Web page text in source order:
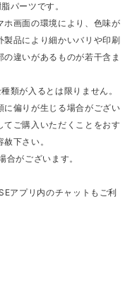
パーツです。
ホ画面の環境により、色味が
品により細かいバリや印刷
違いがあるものが若干含ま
類が入るとは限りません。
偏りが生じる場合がござい
てご購入いただくことをおす
下さい。
がございます。
アプリ内のチャットもご利